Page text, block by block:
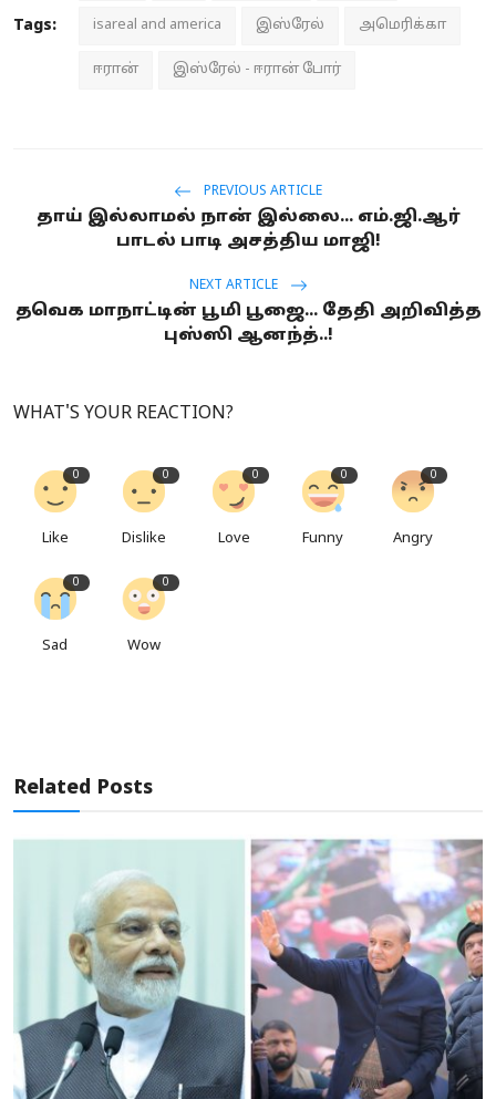
Tags: isareal and america இஸ்ரேல் அமெரிக்கா
ஈரான் இஸ்ரேல் - ஈரான் போர்
PREVIOUS ARTICLE
தாய் இல்லாமல் நான் இல்லை... எம்.ஜி.ஆர்
பாடல் பாடி அசத்திய மாஜி!
NEXT ARTICLE
தவெக மாநாட்டின் பூமி பூஜை... தேதி அறிவித்த
புஸ்ஸி ஆனந்த்..!
WHAT'S YOUR REACTION?
0
Like
0
Dislike
0
Love
0
Funny
0
Angry
0
Sad
0
Wow
Related Posts